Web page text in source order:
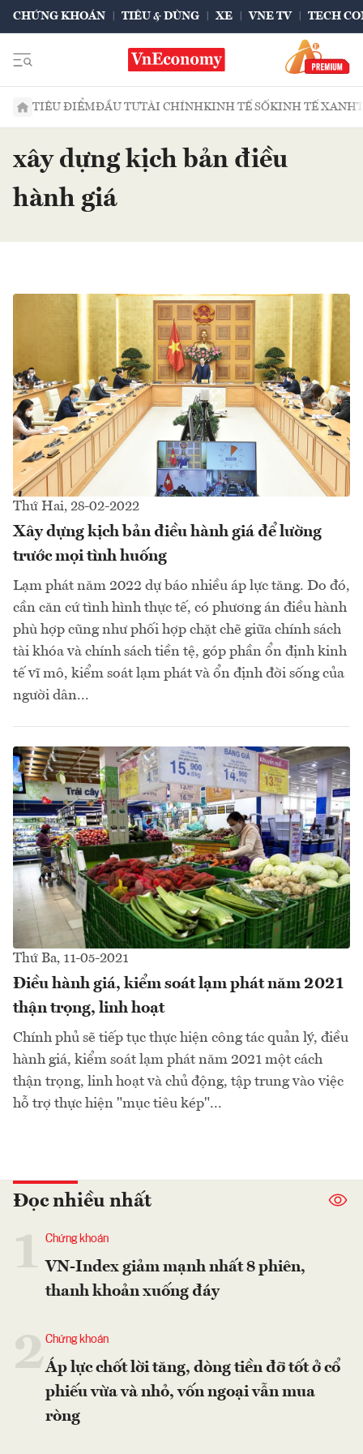
CHỨNG KHOÁN TIÊU & DÙNG XE VNE TV TECH
TIÊU ĐIỂMĐẦU TƯTÀI CHÍNHKINH TẾ SỐKINH TẾ XANH
xây dựng kịch bản điều
hành giá
Thứ Hai, 28-02-2022
Xây dựng kịch bản điều hành giá để lường
trước mọi tình huống
Lạm phát năm 2022 dự báo nhiều áp lực tăng. Do đó,
cần căn cứ tình hình thực tế, có phương án điều hành
phù hợp cũng như phối hợp chặt chẽ giữa chính sách
tài khóa và chính sách tiền tệ, góp phần ổn định kinh
tế vĩ mô, kiểm soát lạm phát và ổn định đời sống của
người dân...
Thứ Ba, 11-05-2021
Điều hành giá, kiểm soát lạm phát năm 2021
thận trọng, linh hoạt
Chính phủ sẽ tiếp tục thực hiện công tác quản lý, điều
hành giá, kiểm soát lạm phát năm 2021 một cách
thận trọng, linh hoạt và chủ động, tập trung vào việc
hỗ trợ thực hiện "mục tiêu kép"...
Đọc nhiều nhất
Chứng khoán
VN-Index giảm mạnh nhất 8 phiên,
thanh khoản xuống đáy
2Chứng khoán
Áp lực chốt lời tăng, dòng tiền đỡ tốt ở cổ
phiếu vừa và nhỏ, vốn ngoại vẫn mua
ròng